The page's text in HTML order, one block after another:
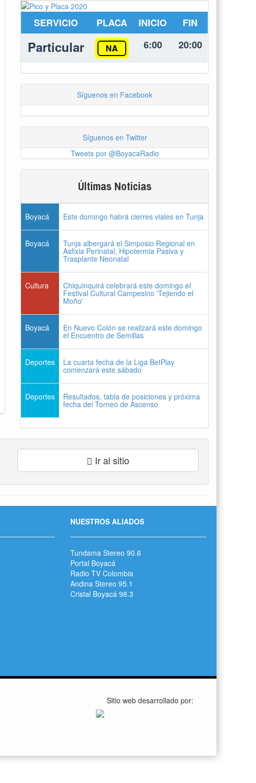
SERVICIO PLACA INICIO FIN
Particular NA 6:00 20:00
Síguenos en Facebook
Síguenos en Twitter
Tweets por @BoyacaRadio
Últimas Noticias
Boyacá Este domingo habrá cierres viales en Tunja
Boyacá Tunja albergará el Simposio Regional en
Asfixia Perinatal, Hipotermia Pasiva y
Trasplante Neonatal
Cultura Chiquinquirá celebrará este domingo el
Festival Cultural Campesino 'Tejiendo el
Moño'
Boyacá En Nuevo Colón se realizará este domingo
el Encuentro de Semillas
Deportes La cuarta fecha de la Liga BetPlay
comenzará este sábado
Deportes Resultados, tabla de posiciones y próxima
fecha del Torneo de Ascenso
Ir al sitio
NUESTROS ALIADOS
Tundama Stereo 90.6
Portal Boyacá
Radio TV Colombia
Andina Stereo 95.1
Cristal Boyacá 98.3
Sitio web desarrollado por: